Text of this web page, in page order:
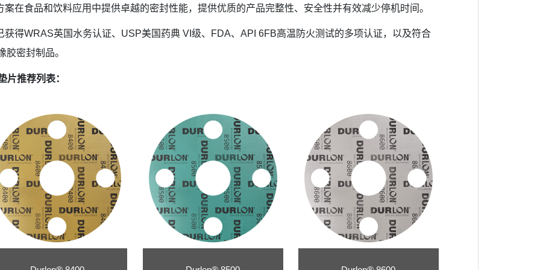
在食品和饮料应用中提供卓越的密封性能，提供优质的产品完整性、安全性并有效减少停机时间。
得WRAS英国水务认证、USP美国药典 VI级、FDA、API 6FB高温防火测试的多项认证，以及符合
密封制品。
推荐列表：